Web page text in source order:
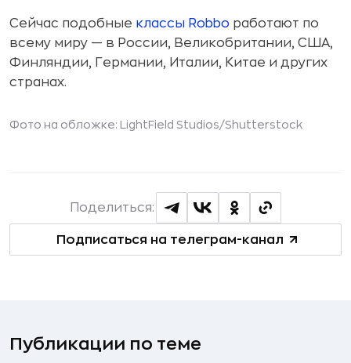
Сейчас подобные классы Robbo работают по
всему миру — в России, Великобритании, США,
Финляндии, Германии, Италии, Китае и других
странах.
Фото на обложке: LightField Studios/Shutterstock
Подписаться на телеграм-канал
Поделиться:
Публикации по теме